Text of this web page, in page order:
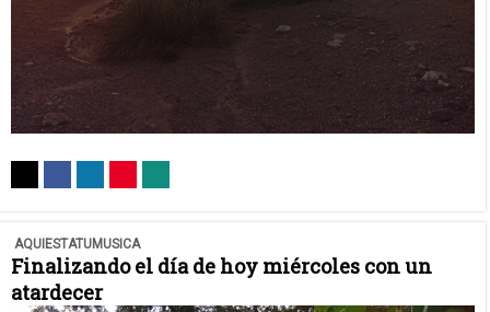
AQUIESTATUMUSICA
Finalizando el día de hoy miércoles con un
atardecer